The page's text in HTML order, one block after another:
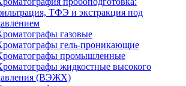
ТФЭ и экстракция под
газовые
гель-проникающие
промышленные
жидкостные высокого
(ВЭЖХ)